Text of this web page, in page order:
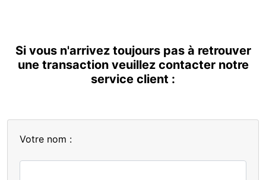
Si vous n'arrivez toujours pas à retrouver
une transaction veuillez contacter notre
service client :
Votre nom :